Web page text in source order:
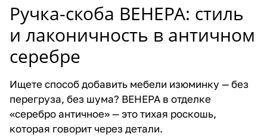
Ручка-скоба ВЕНЕРА: стиль
и лаконичность в античном
серебре
Ищете способ добавить мебели изюминку — без
перегруза, без шума? ВЕНЕРА в отделке
«серебро античное» — это тихая роскошь,
которая говорит через детали.